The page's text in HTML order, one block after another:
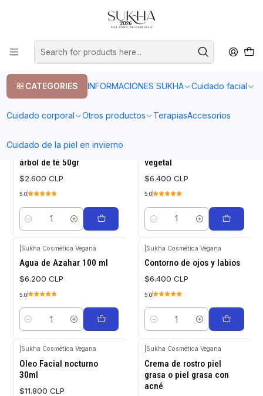
CATEGORIES INFORMACIONES SUKHA Cuidado facial
Cuidado corporal Otros productos TerapiasAccesorios
Cuidado de la piel en invierno
20% en tu primera compra con el codigo COMPRA1
Jabón carbón vegetal/
árbol de té 50gr
$2.600 CLP
5.0
Quantity
vegetal
$6.400 CLP
5.0
Quantity
Sukha Cosmética Vegana
Agua de Azahar 100 ml
$6.200 CLP
5.0
Quantity
Sukha Cosmética Vegana
Contorno de ojos y labios
$6.400 CLP
5.0
Quantity
Sukha Cosmética Vegana
Oleo Facial nocturno
30ml
$11.800 CLP
Sukha Cosmética Vegana
Crema de rostro piel
grasa o piel grasa con
acné